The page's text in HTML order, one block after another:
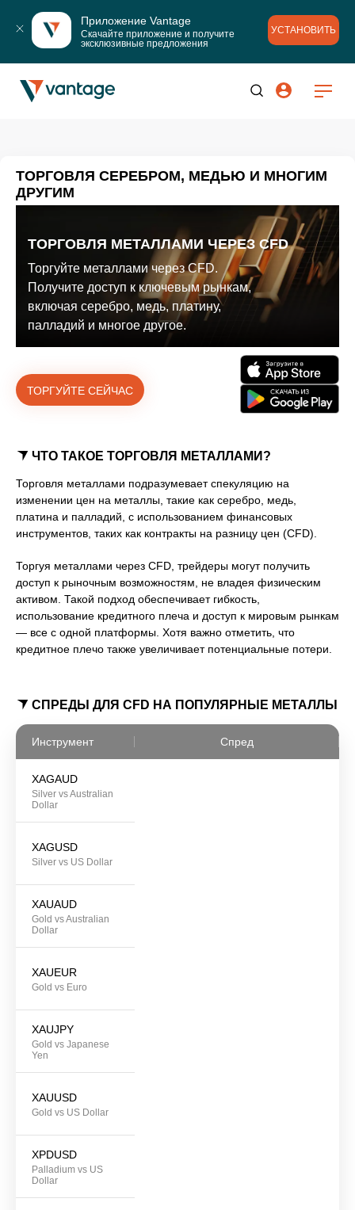
Приложение Vantage
Скачайте приложение и получите
эксклюзивные предложения
УСТАНОВИТЬ
ТОРГОВЛЯ СЕРЕБРОМ, МЕДЬЮ И МНОГИМ
ДРУГИМ
ТОРГОВЛЯ МЕТАЛЛАМИ ЧЕРЕЗ CFD
Торгуйте металлами через CFD.
Получите доступ к ключевым рынкам,
включая серебро, медь, платину,
палладий и многое другое.
ТОРГУЙТЕ СЕЙЧАС
ЧТО ТАКОЕ ТОРГОВЛЯ МЕТАЛЛАМИ?
Торговля металлами подразумевает спекуляцию на
изменении цен на металлы, такие как серебро, медь,
платина и палладий, с использованием финансовых
инструментов, таких как контракты на разницу цен (CFD).
Торгуя металлами через CFD, трейдеры могут получить
доступ к рыночным возможностям, не владея физическим
активом. Такой подход обеспечивает гибкость,
использование кредитного плеча и доступ к мировым рынкам
— все с одной платформы. Хотя важно отметить, что
кредитное плечо также увеличивает потенциальные потери.
СПРЕДЫ ДЛЯ CFD НА ПОПУЛЯРНЫЕ МЕТАЛЛЫ
Инструмент
XAGAUD
Silver vs Australian
Dollar
XAGUSD
Silver vs US Dollar
XAUAUD
Gold vs Australian
Dollar
XAUEUR
Gold vs Euro
XAUJPY
Gold vs Japanese
Yen
XAUUSD
Gold vs US Dollar
XPDUSD
Palladium vs US
Dollar
Спред